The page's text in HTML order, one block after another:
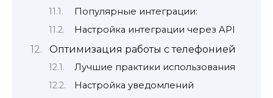
Популярные интеграции:
Настройка интеграции через API
Оптимизация работы с телефонией
Лучшие практики использования
Настройка уведомлений